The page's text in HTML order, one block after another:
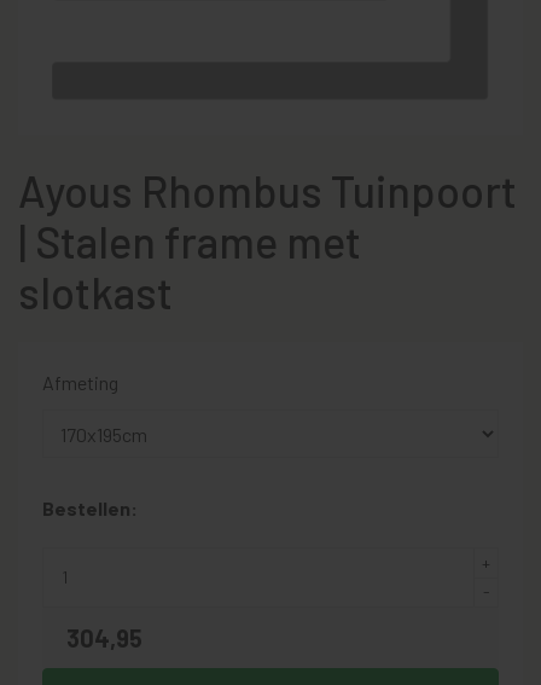
Ayous Rhombus Tuinpoort
| Stalen frame met
slotkast
Afmeting
Bestellen:
304,95